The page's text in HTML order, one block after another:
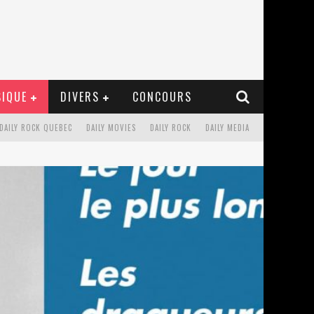
DIVERS CONCOURS
DAILY MEDIA
DAILY ROCK
DAILY MOVIES
DAILY ROCK QUEBEC